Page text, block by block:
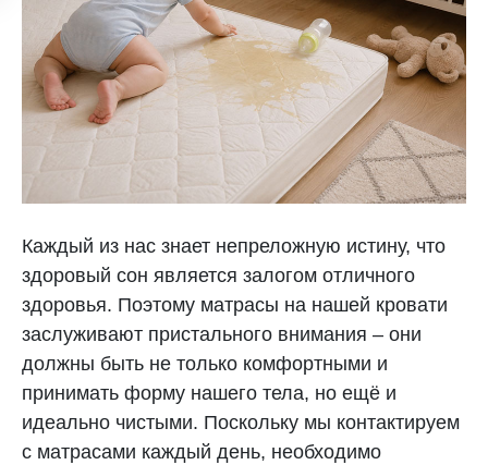
Каждый из нас знает непреложную истину, что
здоровый сон является залогом отличного
здоровья. Поэтому матрасы на нашей кровати
заслуживают пристального внимания – они
должны быть не только комфортными и
принимать форму нашего тела, но ещё и
идеально чистыми. Поскольку мы контактируем
с матрасами каждый день, необходимо